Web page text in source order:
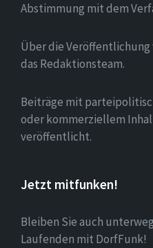
Abstimmung mit dem
Über die
das Redaktionsteam.
Beiträge mit
oder kommerziellem
veröffentlicht.
Jetzt mitfunken!
Bleiben Sie auch
Laufenden mit DorfFunk!